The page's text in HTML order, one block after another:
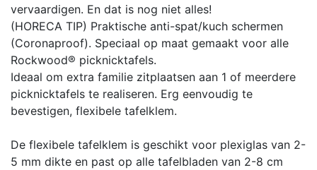
vervaardigen. En dat is nog niet alles!
(HORECA TIP) Praktische anti-spat/kuch schermen
(Coronaproof). Speciaal op maat gemaakt voor alle
Rockwood® picknicktafels.
Ideaal om extra familie zitplaatsen aan 1 of meerdere
picknicktafels te realiseren. Erg eenvoudig te
bevestigen, flexibele tafelklem.
De flexibele tafelklem is geschikt voor plexiglas van 2-
5 mm dikte en past op alle tafelbladen van 2-8 cm